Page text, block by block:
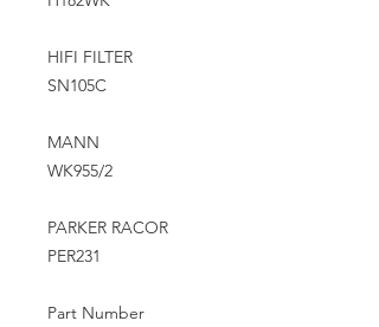
HIFI FILTER
SN105C
MANN
WK955/2
PARKER RACOR
PER231
Part Number